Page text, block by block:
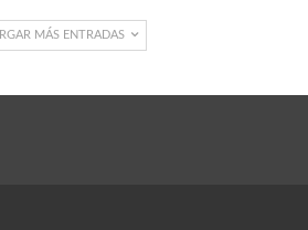
MÁS ENTRADAS